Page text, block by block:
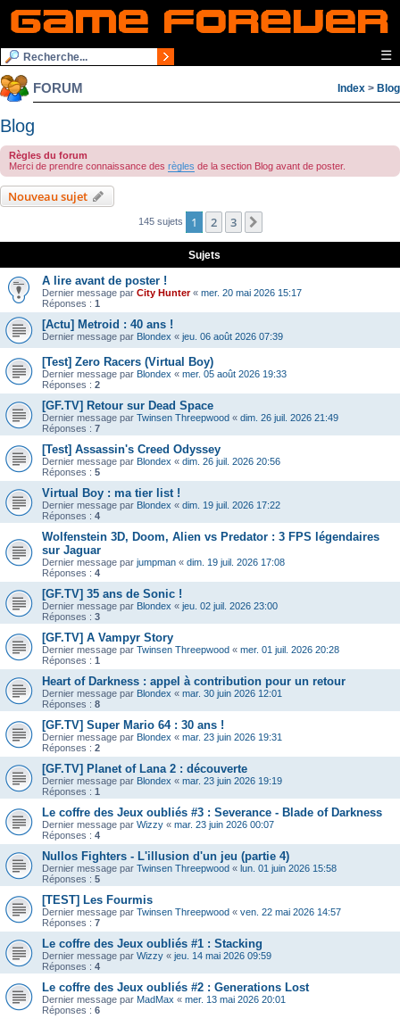
☰
FORUM Index > Blog
Blog
Règles du forum
Merci de prendre connaissance des règles de la section Blog avant de poster.
Nouveau sujet
145 sujets 1 2 3
Sujets
A lire avant de poster !
Dernier message par City Hunter« mer. 20 mai 2026 15:17
Réponses : 1
[Actu] Metroid : 40 ans !
Dernier message par Blondex « jeu. 06 août 2026 07:39
[Test] Zero Racers (Virtual Boy)
Dernier message par Blondex « mer. 05 août 2026 19:33
Réponses : 2
[GF.TV] Retour sur Dead Space
Dernier message par Twinsen Threepwood « dim. 26 juil. 2026 21:49
Réponses : 7
[Test] Assassin's Creed Odyssey
Dernier message par Blondex « dim. 26 juil. 2026 20:56
Réponses : 5
Virtual Boy : ma tier list !
Dernier message par Blondex « dim. 19 juil. 2026 17:22
Réponses : 4
Wolfenstein 3D, Doom, Alien vs Predator : 3 FPS légendaires
sur Jaguar
Dernier message par jumpman « dim. 19 juil. 2026 17:08
Réponses : 4
[GF.TV] 35 ans de Sonic !
Dernier message par Blondex « jeu. 02 juil. 2026 23:00
Réponses : 3
[GF.TV] A Vampyr Story
Dernier message par Twinsen Threepwood « mer. 01 juil. 2026 20:28
Réponses : 1
Heart of Darkness : appel à contribution pour un retour
Dernier message par Blondex « mar. 30 juin 2026 12:01
Réponses : 8
[GF.TV] Super Mario 64 : 30 ans !
Dernier message par Blondex « mar. 23 juin 2026 19:31
Réponses : 2
[GF.TV] Planet of Lana 2 : découverte
Dernier message par Blondex « mar. 23 juin 2026 19:19
Réponses : 1
Le coffre des Jeux oubliés #3 : Severance - Blade of Darkness
Dernier message par Wizzy « mar. 23 juin 2026 00:07
Réponses : 4
Nullos Fighters - L'illusion d'un jeu (partie 4)
Dernier message par Twinsen Threepwood « lun. 01 juin 2026 15:58
Réponses : 5
[TEST] Les Fourmis
Dernier message par Twinsen Threepwood « ven. 22 mai 2026 14:57
Réponses : 7
Le coffre des Jeux oubliés #1 : Stacking
Dernier message par Wizzy « jeu. 14 mai 2026 09:59
Réponses : 4
Le coffre des Jeux oubliés #2 : Generations Lost
Dernier message par MadMax « mer. 13 mai 2026 20:01
Réponses : 6